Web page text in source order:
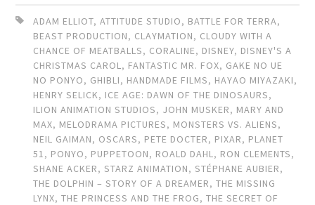
ADAM ELLIOT,ATTITUDE STUDIO, BATTLE FOR TERRA,
BEAST PRODUCTION, CLAYMATION, CLOUDY WITH A
CHANCE OF MEATBALLS, CORALINE, DISNEY, DISNEY'S A
CHRISTMAS CAROL, FANTASTIC MR. FOX, GAKE NO UE
NO PONYO, GHIBLI, HANDMADE FILMS, HAYAO MIYAZAKI,
HENRY SELICK, ICE AGE: DAWN OF THE DINOSAURS,
ILION ANIMATION STUDIOS, JOHN MUSKER, MARY AND
MAX, MELODRAMA PICTURES, MONSTERS VS. ALIENS,
NEIL GAIMAN, OSCARS, PETE DOCTER, PIXAR, PLANET
51, PONYO, PUPPETOON, ROALD DAHL, RON CLEMENTS,
SHANE ACKER,STARZ ANIMATION,STÉPHANE AUBIER,
THE DOLPHIN – STORY OF A DREAMER,THE MISSING
LYNX,THE PRINCESS AND THE FROG,THE SECRET OF